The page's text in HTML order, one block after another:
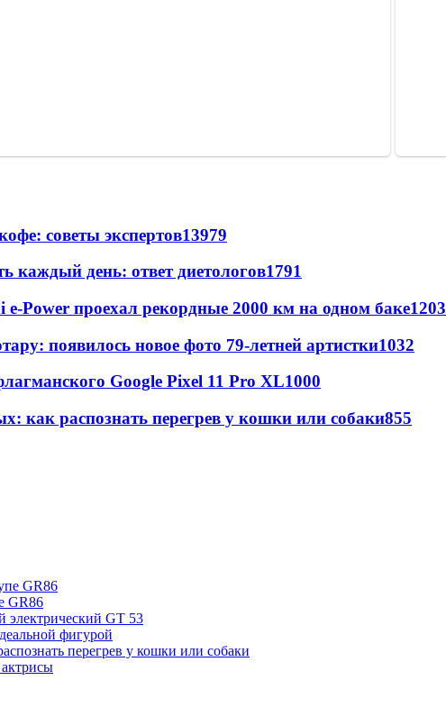
советы экспертов13979
каждый день: ответ диетологов1791
Power проехал рекордные 2000 км на одном баке1203
появилось новое фото 79-летней артистки1032
Google Pixel 11 Pro XL1000
как распознать перегрев у кошки или собаки855
GR86
электрический GT 53
фигурой
перегрев у кошки или собаки